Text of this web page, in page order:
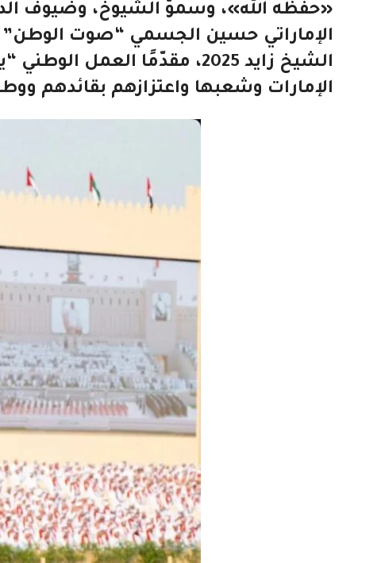
«حفظه الله»، وسموّ الشيوخ، وضيوف
الإماراتي حسين الجسمي “صوت
الشيخ زايد 2025، مقدّمًا
الإمارات وشعبها واعتزازهم بقائدهم